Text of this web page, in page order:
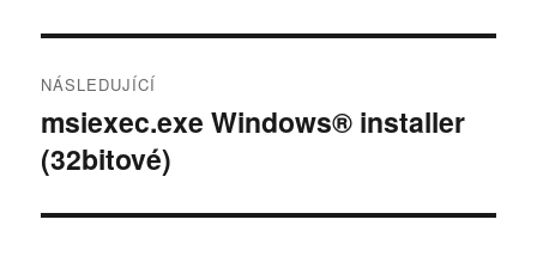
NÁSLEDUJÍCÍ
Následující
příspěvek:
msiexec.exe Windows® installer
(32bitové)